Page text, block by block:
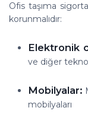
Ofis taşıma
korunmalıdır:
Elektronik
ve diğer
Mobilyalar:
mobilyaları